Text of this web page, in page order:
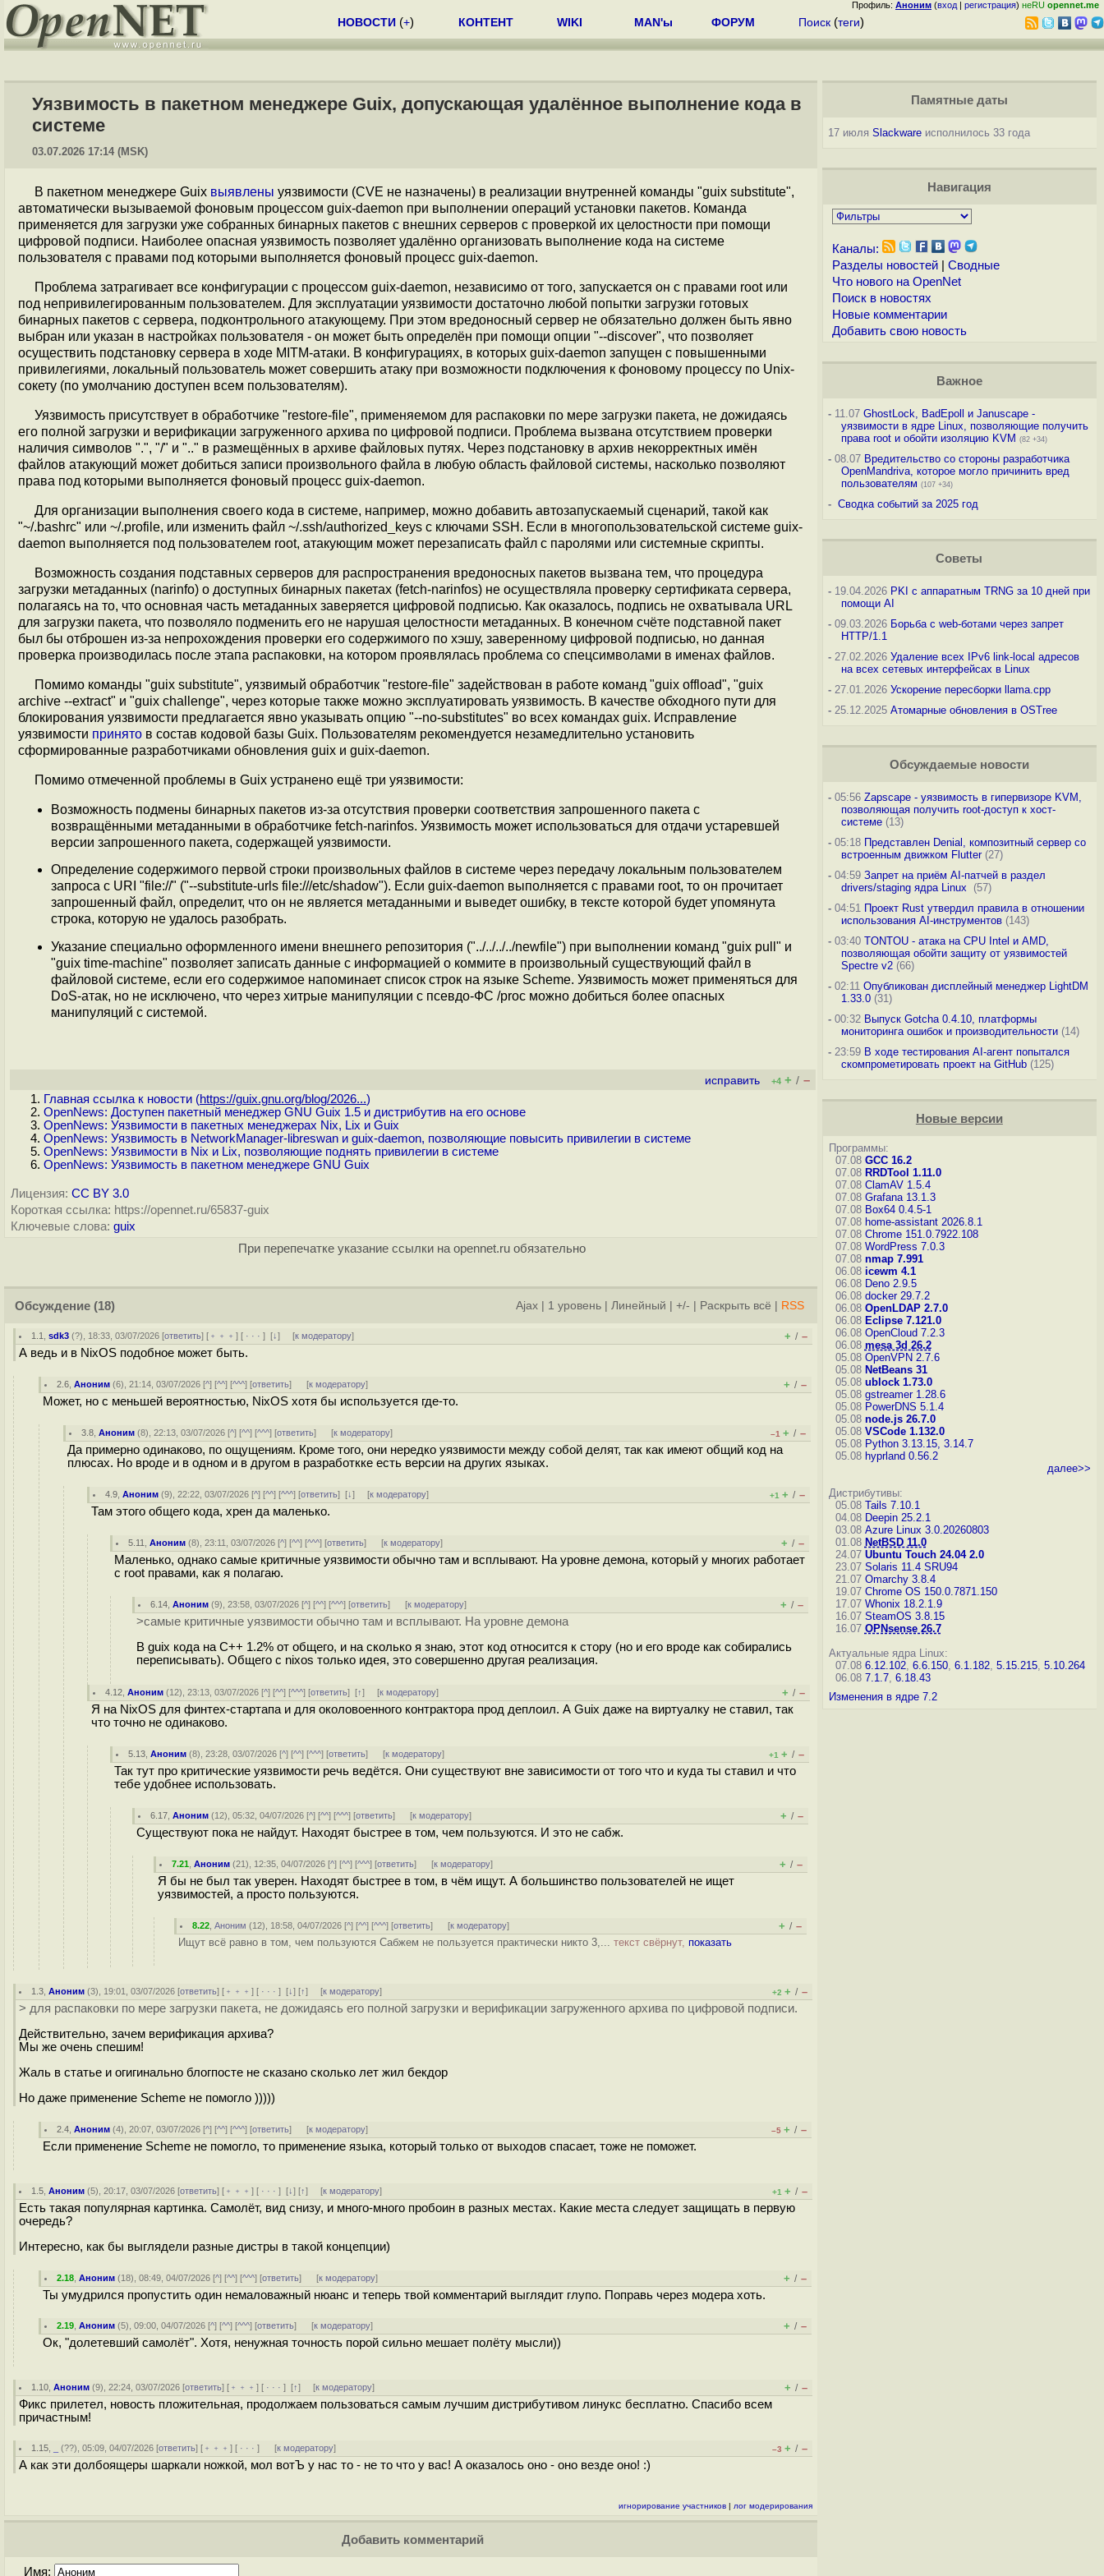
Профиль: Аноним (вход | регистрация) неRU opennet.me
НОВОСТИ (+) КОНТЕНТ WIKI MAN'ы ФОРУМ Поиск (теги)
Уязвимость в пакетном менеджере Guix, допускающая удалённое выполнение кода в
системе
03.07.2026 17:14 (MSK)
В пакетном менеджере Guix выявлены уязвимости (CVE не назначены) в реализации внутренней команды "guix substitute",
автоматически вызываемой фоновым процессом guix-daemon при выполнении операций установки пакетов. Команда
применяется для загрузки уже собранных бинарных пакетов с внешних серверов с проверкой их целостности при помощи
цифровой подписи. Наиболее опасная уязвимость позволяет удалённо организовать выполнение кода на системе
пользователя с правами под которыми выполняется фоновый процесс guix-daemon.
Проблема затрагивает все конфигурации с процессом guix-daemon, независимо от того, запускается он с правами root или
под непривилегированным пользователем. Для эксплуатации уязвимости достаточно любой попытки загрузки готовых
бинарных пакетов с сервера, подконтрольного атакующему. При этом вредоносный сервер не обязательно должен быть явно
выбран или указан в настройках пользователя - он может быть определён при помощи опции "--discover", что позволяет
осуществить подстановку сервера в ходе MITM-атаки. В конфигурациях, в которых guix-daemon запущен с повышенными
привилегиями, локальный пользователь может совершить атаку при возможности подключения к фоновому процессу по Unix-
сокету (по умолчанию доступен всем пользователям).
Уязвимость присутствует в обработчике "restore-file", применяемом для распаковки по мере загрузки пакета, не дожидаясь
его полной загрузки и верификации загруженного архива по цифровой подписи. Проблема вызвана отсутствием проверки
наличия символов ".", "/" и ".." в размещённых в архиве файловых путях. Через подстановку в архив некорректных имён
файлов атакующий может добиться записи произвольного файла в любую область файловой системы, насколько позволяют
права под которыми выполняется фоновый процесс guix-daemon.
Для организации выполнения своего кода в системе, например, можно добавить автозапускаемый сценарий, такой как
"~/.bashrc" или ~/.profile, или изменить файл ~/.ssh/authorized_keys с ключами SSH. Если в многопользовательской системе guix-
daemon выполняется под пользователем root, атакующим может перезаписать файл с паролями или системные скрипты.
Возможность создания подставных серверов для распространения вредоносных пакетов вызвана тем, что процедура
загрузки метаданных (narinfo) о доступных бинарных пакетах (fetch-narinfos) не осуществляла проверку сертификата сервера,
полагаясь на то, что основная часть метаданных заверяется цифровой подписью. Как оказалось, подпись не охватывала URL
для загрузки пакета, что позволяло подменить его не нарушая целостности метаданных. В конечном счёте подставной пакет
был бы отброшен из-за непрохождения проверки его содержимого по хэшу, заверенному цифровой подписью, но данная
проверка производилась после этапа распаковки, на котором проявлялась проблема со спецсимволами в именах файлов.
Помимо команды "guix substitute", уязвимый обработчик "restore-file" задействован в работе команд "guix offload", "guix
archive --extract" и "guix challenge", через которые также можно эксплуатировать уязвимость. В качестве обходного пути для
блокирования уязвимости предлагается явно указывать опцию "--no-substitutes" во всех командах guix. Исправление
уязвимости принято в состав кодовой базы Guix. Пользователям рекомендуется незамедлительно установить
сформированные разработчиками обновления guix и guix-daemon.
Помимо отмеченной проблемы в Guix устранено ещё три уязвимости:
Возможность подмены бинарных пакетов из-за отсутствия проверки соответствия запрошенного пакета с
возвращёнными метаданными в обработчике fetch-narinfos. Уязвимость может использоваться для отдачи устаревшей
версии запрошенного пакета, содержащей уязвимости.
Определение содержимого первой строки произвольных файлов в системе через передачу локальным пользователем
запроса с URI "file://" ("--substitute-urls file:///etc/shadow"). Если guix-daemon выполняется с правами root, то он прочитает
запрошенный файл, определит, что он не является метаданными и выведет ошибку, в тексте которой будет упомянута
строка, которую не удалось разобрать.
Указание специально оформленного имени внешнего репозитория ("../../../../newfile") при выполнении команд "guix pull" и
"guix time-machine" позволяет записать данные с информацией о коммите в произвольный существующий файл в
файловой системе, если его содержимое напоминает список строк на языке Scheme. Уязвимость может применяться для
DoS-атак, но не исключено, что через хитрые манипуляции с псевдо-ФС /proc можно добиться более опасных
манипуляций с системой.
исправить +4 + / –
Главная ссылка к новости (https://guix.gnu.org/blog/2026...)
OpenNews: Доступен пакетный менеджер GNU Guix 1.5 и дистрибутив на его основе
OpenNews: Уязвимости в пакетных менеджерах Nix, Lix и Guix
OpenNews: Уязвимость в NetworkManager-libreswan и guix-daemon, позволяющие повысить привилегии в системе
OpenNews: Уязвимости в Nix и Lix, позволяющие поднять привилегии в системе
OpenNews: Уязвимость в пакетном менеджере GNU Guix
Лицензия: CC BY 3.0
Короткая ссылка: https://opennet.ru/65837-guix
Ключевые слова: guix
При перепечатке указание ссылки на opennet.ru обязательно
Обсуждение (18) Ajax 1 уровень Линейный +/- Раскрыть всё RSS
1.1 ,sdk3 (?), 18:33, 03/07/2026 [ответить] [ ﹢﹢﹢] [ · · ·][↓] [к модератору] + / –
А ведь и в NixOS подобное может быть.
2.6 ,Аноним (6), 21:14, 03/07/2026 [^] [^^] [^^^] [ответить] [к модератору] + / –
Может, но с меньшей вероятностью, NixOS хотя бы используется где-то.
3.8 ,Аноним (8), 22:13, 03/07/2026 [^] [^^] [^^^] [ответить] [к модератору] –1 + / –
Да примерно одинаково, по ощущениям. Кроме того, они нередко уязвимости между собой делят, так как имеют общий код на
плюсах. Но вроде и в одном и в другом в разработкке есть версии на других языках.
4.9 ,Аноним (9), 22:22, 03/07/2026 [^] [^^] [^^^] [ответить][↓] [к модератору] +1 + / –
Там этого общего кода, хрен да маленько.
5.11 ,Аноним (8), 23:11, 03/07/2026 [^] [^^] [^^^] [ответить] [к модератору] + / –
Маленько, однако самые критичные уязвимости обычно там и всплывают. На уровне демона, который у многих работает
с root правами, как я полагаю.
6.14 ,Аноним (9), 23:58, 03/07/2026 [^] [^^] [^^^] [ответить] [к модератору] + / –
>самые критичные уязвимости обычно там и всплывают. На уровне демона
В guix кода на C++ 1.2% от общего, и на сколько я знаю, этот код относится к стору (но и его вроде как собирались
переписывать). Общего с nixos только идея, это совершенно другая реализация.
4.12 ,Аноним (12), 23:13, 03/07/2026 [^] [^^] [^^^] [ответить][↑] [к модератору] + / –
Я на NixOS для финтех-стартапа и для околовоенного контрактора прод деплоил. А Guix даже на виртуалку не ставил, так
что точно не одинаково.
5.13 ,Аноним (8), 23:28, 03/07/2026 [^] [^^] [^^^] [ответить] [к модератору] +1 + / –
Так тут про критические уязвимости речь ведётся. Они существуют вне зависимости от того что и куда ты ставил и что
тебе удобнее использовать.
6.17 ,Аноним (12), 05:32, 04/07/2026 [^] [^^] [^^^] [ответить] [к модератору] + / –
Существуют пока не найдут. Находят быстрее в том, чем пользуются. И это не сабж.
7.21 ,Аноним (21), 12:35, 04/07/2026 [^] [^^] [^^^] [ответить] [к модератору] + / –
Я бы не был так уверен. Находят быстрее в том, в чём ищут. А большинство пользователей не ищет
уязвимостей, а просто пользуются.
8.22 ,Аноним (12), 18:58, 04/07/2026 [^] [^^] [^^^] [ответить] [к модератору] + / –
Ищут всё равно в том, чем пользуются Сабжем не пользуется практически никто 3,... текст свёрнут, показать
1.3 ,Аноним (3), 19:01, 03/07/2026 [ответить] [ ﹢﹢﹢] [ · · ·][↓] [↑] [к модератору] +2 + / –
> для распаковки по мере загрузки пакета, не дожидаясь его полной загрузки и верификации загруженного архива по цифровой подписи.
Действительно, зачем верификация архива?
Мы же очень спешим!
Жаль в статье и огигинально блогпосте не сказано сколько лет жил бекдор
Но даже применение Scheme не помогло )))))
2.4 ,Аноним (4), 20:07, 03/07/2026 [^] [^^] [^^^] [ответить] [к модератору] –5 + / –
Если применение Scheme не помогло, то применение языка, который только от выходов спасает, тоже не поможет.
1.5 ,Аноним (5), 20:17, 03/07/2026 [ответить] [ ﹢﹢﹢] [ · · ·][↓] [↑] [к модератору] +1 + / –
Есть такая популярная картинка. Самолёт, вид снизу, и много-много пробоин в разных местах. Какие места следует защищать в первую
очередь?
Интересно, как бы выглядели разные дистры в такой концепции)
2.18 ,Аноним (18), 08:49, 04/07/2026 [^] [^^] [^^^] [ответить] [к модератору] + / –
Ты умудрился пропустить один немаловажный нюанс и теперь твой комментарий выглядит глупо. Поправь через модера хоть.
2.19 ,Аноним (5), 09:00, 04/07/2026 [^] [^^] [^^^] [ответить] [к модератору] + / –
Ок, "долетевший самолёт". Хотя, ненужная точность порой сильно мешает полёту мысли))
1.10 ,Аноним (9), 22:24, 03/07/2026 [ответить] [ ﹢﹢﹢] [ · · ·][↑] [к модератору] + / –
Фикс прилетел, новость пложительная, продолжаем пользоваться самым лучшим дистрибутивом линукс бесплатно. Спасибо всем
причастным!
1.15 (??), 05:09, 04/07/2026 [ответить] [ ﹢﹢﹢] [ · · ·] [к модератору] –3 + / –
А как эти долбоящеры шаркали ножкой, мол вотЪ у нас то - не то что у вас! А оказалось оно - оно везде оно! :)
игнорирование участников | лог модерирования
Добавить комментарий
Имя:
Памятные даты
17 июля Slackwareисполнилось 33 года
Навигация
Каналы:
Разделы новостей| Сводные
Что нового на OpenNet
Поиск в новостях
Новые комментарии
Добавить свою новость
Важное
-11.07 GhostLock, BadEpoll и Januscape -
уязвимости в ядре Linux, позволяющие получить
права root и обойти изоляцию KVM (82 +34)
-08.07 Вредительство со стороны разработчика
OpenMandriva, которое могло причинить вред
пользователям (107 +34)
- Сводка событий за 2025 год
Советы
-19.04.2026 PKI с аппаратным TRNG за 10 дней при
помощи AI
-09.03.2026 Борьба с web-ботами через запрет
HTTP/1.1
-27.02.2026 Удаление всех IPv6 link-local адресов
на всех сетевых интерфейсах в Linux
-27.01.2026 Ускорение пересборки llama.cpp
-25.12.2025 Атомарные обновления в OSTree
Обсуждаемые новости
-05:56 Zapscape - уязвимость в гипервизоре KVM,
позволяющая получить root-доступ к хост-
системе(13)
-05:18 Представлен Denial, композитный сервер со
встроенным движком Flutter(27)
-04:59 Запрет на приём AI-патчей в раздел
drivers/staging ядра Linux
(57)
-04:51 Проект Rust утвердил правила в отношении
использования AI-инструментов(143)
-03:40 TONTOU - атака на CPU Intel и AMD,
позволяющая обойти защиту от уязвимостей
Spectre v2(66)
-02:11 Опубликован дисплейный менеджер LightDM
1.33.0(31)
-00:32 Выпуск Gotcha 0.4.10, платформы
мониторинга ошибок и производительности(14)
-23:59 В ходе тестирования AI-агент попытался
скомпрометировать проект на GitHub(125)
Новые версии
Программы:
07.08 GCC 16.2
07.08 RRDTool 1.11.0
07.08 ClamAV 1.5.4
07.08 Grafana 13.1.3
07.08 Box64 0.4.5-1
07.08 home-assistant 2026.8.1
07.08 Chrome 151.0.7922.108
07.08 WordPress 7.0.3
07.08 nmap 7.991
06.08 icewm 4.1
06.08 Deno 2.9.5
06.08 docker 29.7.2
06.08 OpenLDAP 2.7.0
06.08 Eclipse 7.121.0
06.08 OpenCloud 7.2.3
06.08 mesa 3d 26.2
05.08 OpenVPN 2.7.6
05.08 NetBeans 31
05.08 ublock 1.73.0
05.08 gstreamer 1.28.6
05.08 PowerDNS 5.1.4
05.08 node.js 26.7.0
05.08 VSCode 1.132.0
05.08 Python 3.13.15, 3.14.7
05.08 hyprland 0.56.2
далее>>
Дистрибутивы:
05.08 Tails 7.10.1
04.08 Deepin 25.2.1
03.08 Azure Linux 3.0.20260803
01.08 NetBSD 11.0
24.07 Ubuntu Touch 24.04 2.0
23.07 Solaris 11.4 SRU94
21.07 Omarchy 3.8.4
19.07 Chrome OS 150.0.7871.150
17.07 Whonix 18.2.1.9
16.07 SteamOS 3.8.15
16.07 OPNsense 26.7
Актуальные ядра Linux:
07.08 6.12.102, 6.6.150, 6.1.182, 5.15.215, 5.10.264
06.08 7.1.7, 6.18.43
Изменения в ядре 7.2